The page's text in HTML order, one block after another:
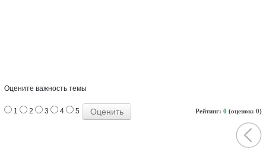
Оцените важность темы
Рейтинг: 0 (оценок: 0)
1 2 3 4 5